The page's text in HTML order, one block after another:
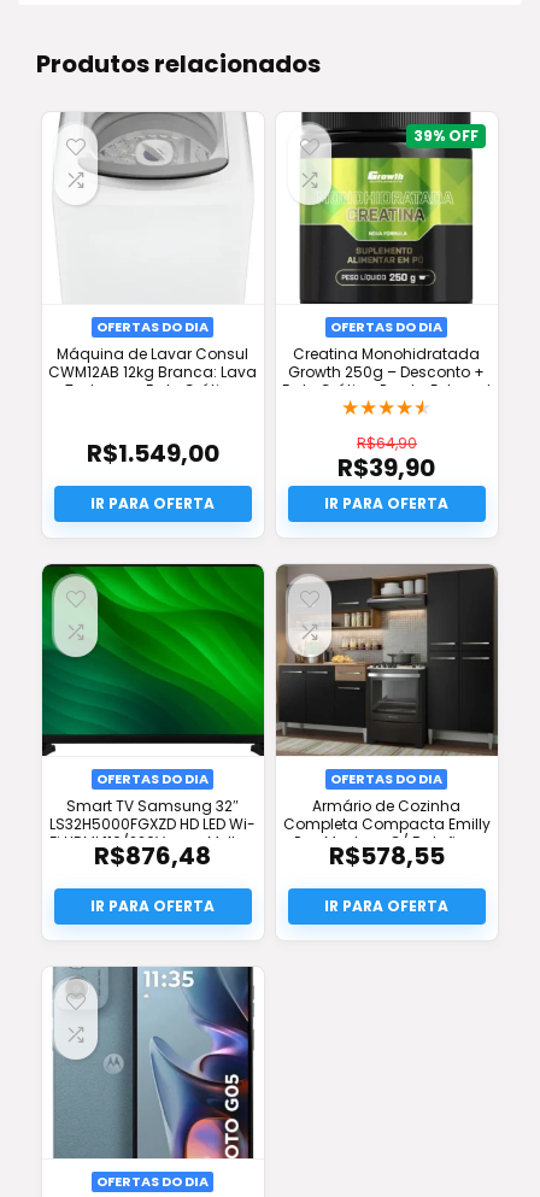
Produtos relacionados
OFERTAS DO DIA
Máquina de Lavar Consul
CWM12AB 12kg Branca: Lava
Tudo com Frete Grátis e
R$1.549,00
39%
OFERTAS DO DIA
Creatina Monohidratada
Growth 250g – Desconto +
Frete Grátis e Pronta Entrega!
★★★★★
R$64,90
O
preço
original
era:
R$64,90.
R$39,90
O
preço
atual
é:
R$39,90.
OFERTAS DO DIA
Smart TV Samsung 32″
LS32H5000FGXZD HD LED Wi-
Fi HDMI 110/220V com Melhor
Preço e Frete Grátis!
R$876,48
OFERTAS DO DIA
Armário de Cozinha
Completa Compacta Emilly
Pop Madesa C/ Balcão –
Frete Grátis e Oferta!
R$578,55
OFERTAS DO DIA